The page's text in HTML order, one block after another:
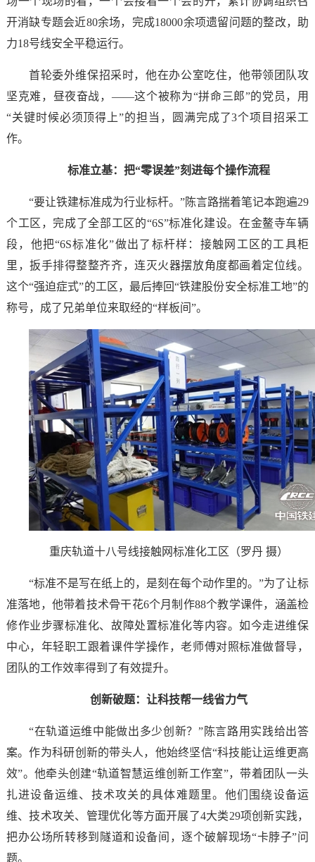
开消缺专题会近80余场，完成18000余项遗留问题的整改，助
力18号线安全平稳运行。
首轮委外维保招采时，他在办公室吃住，他带领团队攻
坚克难，昼夜奋战，——这个被称为“拼命三郎”的党员，用
“关键时候必须顶得上”的担当，圆满完成了3个项目招采工
作。
标准立基：把“零误差”刻进每个操作流程
“要让铁建标准成为行业标杆。”陈言路揣着笔记本跑遍29
个工区，完成了全部工区的“6S”标准化建设。在金鳌寺车辆
段，他把“6S标准化”做出了标杆样：接触网工区的工具柜
里，扳手排得整整齐齐，连灭火器摆放角度都画着定位线。
这个“强迫症式”的工区，最后捧回“铁建股份安全标准工地”的
称号，成了兄弟单位来取经的“样板间”。
重庆轨道十八号线接触网标准化工区（罗丹 摄）
“标准不是写在纸上的，是刻在每个动作里的。”为了让标
准落地，他带着技术骨干花6个月制作88个教学课件，涵盖检
修作业步骤标准化、故障处置标准化等内容。如今走进维保
中心，年轻职工跟着课件学操作，老师傅对照标准做督导，
团队的工作效率得到了有效提升。
创新破题：让科技帮一线省力气
“在轨道运维中能做出多少创新？”陈言路用实践给出答
案。作为科研创新的带头人，他始终坚信“科技能让运维更高
效”。他牵头创建“轨道智慧运维创新工作室”，带着团队一头
扎进设备运维、技术攻关的具体难题里。他们围绕设备运
维、技术攻关、管理优化等方面开展了4大类29项创新实践，
把办公场所转移到隧道和设备间，逐个破解现场“卡脖子”问
题。